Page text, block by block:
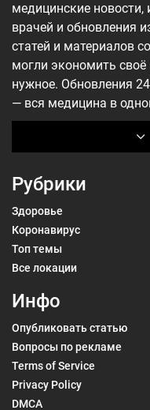
медицинские новости,
врачей и обновления
статей и материалов
могли экономить
нужное. Обновления
— вся медицина в
Рубрики
Здоровье
Коронавирус
Топ темы
Все локации
Инфо
Опубликовать статью
Вопросы по рекламе
Terms of Service
Privacy Policy
DMCA